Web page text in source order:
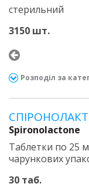
стерильний
3150 шт.
Розподіл за
Spironolactone
Таблетки по 25
чарункових
30 таб.